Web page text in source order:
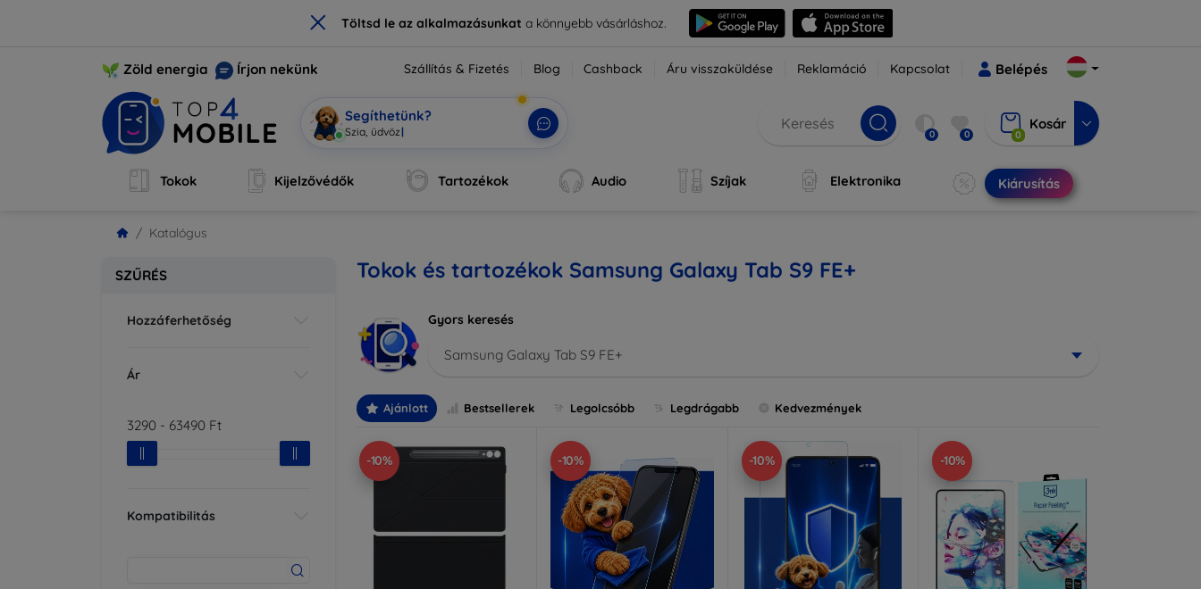
× Töltsd le az alkalmazásunkata könnyebb vásárláshoz.
Zöld energia Írjon nekünk Szállítás & Fizetés Blog Cashback Áru visszaküldése Reklamáció Kapcsolat Belépés
Segíthetünk?
Mobi vagy| 0 0 0
Kosár
Tokok Kijelzővédők Tartozékok Audio Szíjak Elektronika Kiárusítás
Katalógus
SZŰRÉS
Hozzáferhetőség
Ár
3290 - 63490 Ft
Kompatibilitás
Tokok és tartozékok Samsung Galaxy Tab S9 FE+
Gyors keresés
Samsung Galaxy Tab S9 FE+
Ajánlott Bestsellerek Legolcsóbb Legdrágabb Kedvezmények
-10% -10% -10% -10%